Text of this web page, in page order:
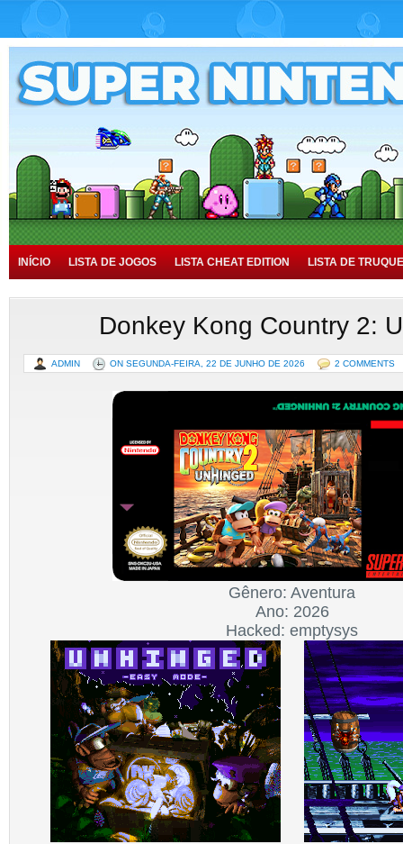
INÍCIO LISTA DE JOGOS LISTA CHEAT EDITION LISTA DE
TUTORIAIS HISTÓRIA
Donkey Kong Country 2:
ADMIN ON SEGUNDA-FEIRA, 22 DE JUNHO DE 2026 2 COMMENTS
Gênero: Aventura
Ano: 2026
Hacked: emptysys